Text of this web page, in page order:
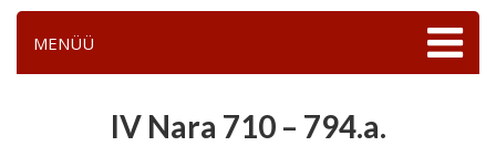
MENÜÜ
IV Nara 710 – 794.a.